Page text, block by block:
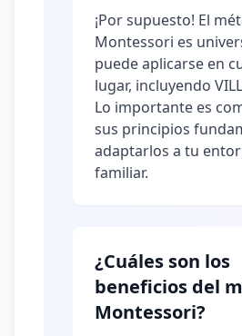
¡Por supuesto! El
Montessori es
puede aplicarse en
lugar, incluyendo
Lo importante es
sus principios
adaptarlos a tu
familiar.
¿Cuáles son los
beneficios del
Montessori?